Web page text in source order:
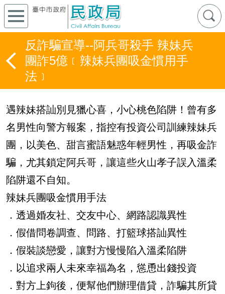
反詐騙宣導--阿兵哥殺手 辣妹兵
團詐5億﹝辣妹兵團吸金慣用手
法﹞
遇辣妹搭訕別見獵心喜，小心桃色陷阱！曾有多
名男性向警方報案，指控有投資公司訓練辣妹兵
團，以美色、甜言蜜語魅惑年輕男性，再吸金詐
騙，尤其鎖定阿兵哥，讓這些火山孝子誤入溫柔
陷阱還不自知。
辣妹兵團吸金慣用手法
．透過婚友社、交友中心、網路認識異性
．假借問卷調查、問路、打籃球搭訕異性
．假裝談戀愛，讓對方慢慢陷入溫柔陷阱
．以追求兩人未來幸福為名，慫恿出錢投資
．對方上鉤後，便幫他們辦理借貸，詐騙其所貸